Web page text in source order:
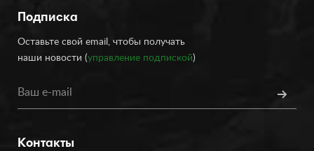
Подписка
Оставьте свой email, чтобы получать
наши новости (управление подпиской)
Контакты